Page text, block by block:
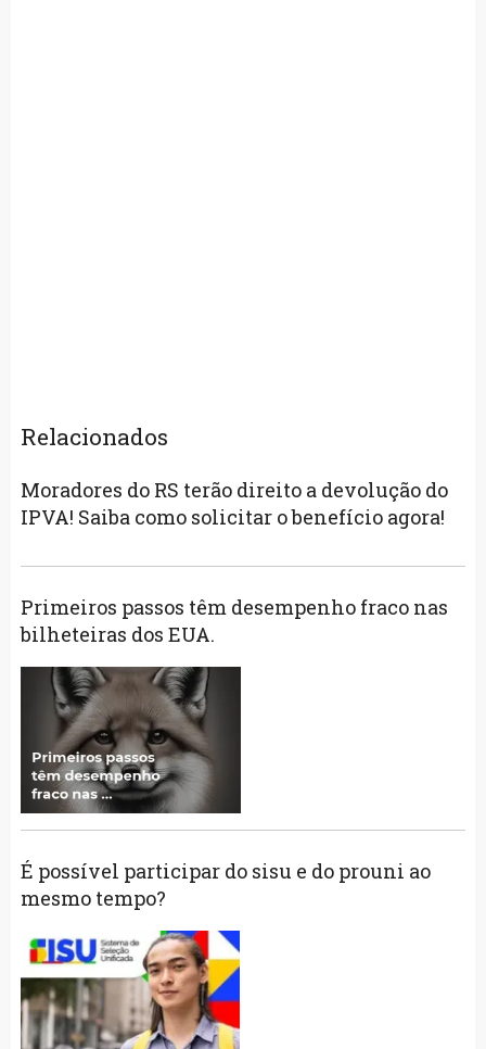
Relacionados
Moradores do RS terão direito a devolução do
IPVA! Saiba como solicitar o benefício agora!
Primeiros passos têm desempenho fraco nas
bilheteiras dos EUA.
É possível participar do sisu e do prouni ao
mesmo tempo?